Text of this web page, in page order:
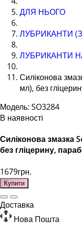
ДЛЯ НЬОГО
ЛУБРИКАНТИ
ЛУБРИКАНТИ
Силіконова
мл), без
Модель: SO3284
В наявності
Силіконова змазка
без гліцерину,
1679грн.
Купити
Доставка
Нова Пошта